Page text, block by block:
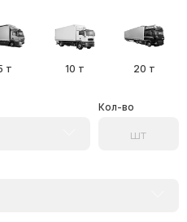
т 10 т 20 т
Кол-во